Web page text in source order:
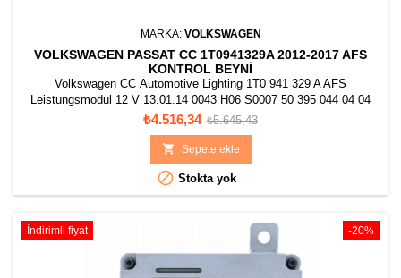
MARKA: VOLKSWAGEN
VOLKSWAGEN PASSAT CC 1T0941329A 2012-2017 AFS
KONTROL BEYNI
Volkswagen CC Automotive Lighting 1T0 941 329 A AFS
Leistungsmodul 12 V 13.01.14 0043 H06 S0007 50 395 044 04 04
1307 329 332 03 10EEG110147 Made in Spain ALN 002
Fiyat
₺4.516,34 Normal
fiyat
₺5.645,43
 Sepete ekle
 Stokta yok
-20%
İndirimli fiyat